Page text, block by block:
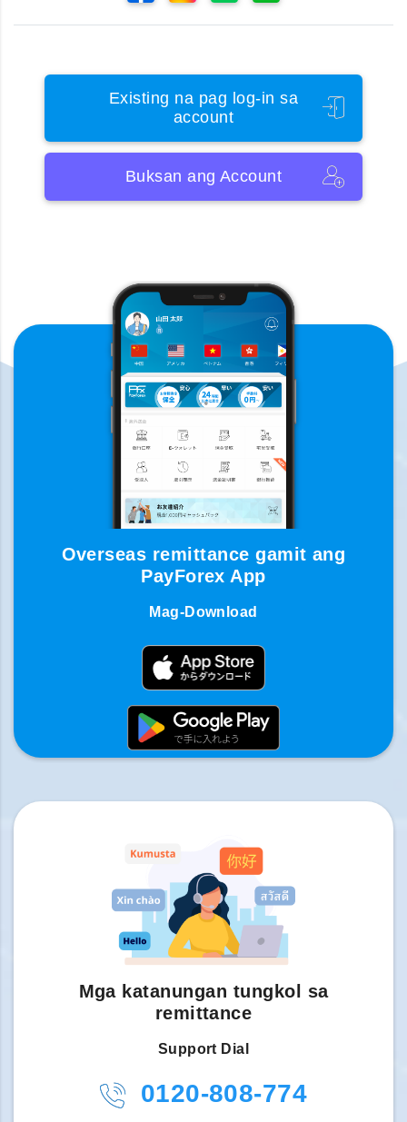
Existing na pag log-in sa
account
Buksan ang Account
Overseas remittance gamit ang
PayForex App
Mag-Download
Mga katanungan tungkol sa
remittance
Support Dial
0120-808-774